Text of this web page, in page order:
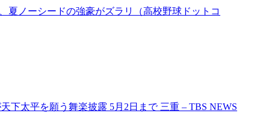
夏ノーシードの強豪がズラリ（高校野球ドットコ
下太平を願う舞楽披露 5月2日まで 三重 – TBS NEWS